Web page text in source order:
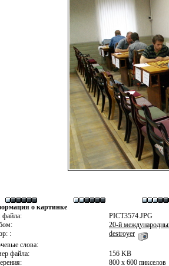
о картинке
PICT3574.JPG
20-й
:
destroyer
слова:
файла:
156 KB
800 x 600 пикселов